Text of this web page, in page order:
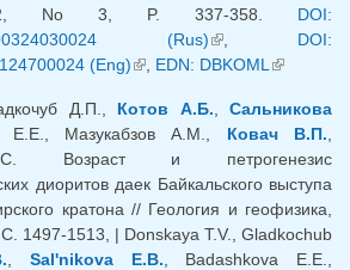
No 3, P. 337-358. DOI:
(Rus)(внешняя
ссылка)
, DOI:
(Eng)(внешняя ссылка)
EDN: DBKOML (внешняя
Д.П., Котов А.Б.
Сальникова
Е.Е., Мазукабзов А.М., Ковач В.П.
Возраст и петрогенезис
диоритов даек Байкальского выступа
кратона // Геология и геофизика,
1497-1513, | Donskaya T.V., Gladkochub
,Sal'nikova E.B. , Badashkova E.E.,